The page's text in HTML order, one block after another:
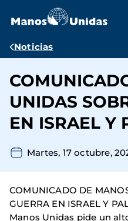
contenido
Ruta
navegación
Noticias
UNIDAS
EN ISRAEL Y
Martes, 17 octubre,
COMUNICADO DE
GUERRA EN ISRAEL Y
Manos Unidas pide un